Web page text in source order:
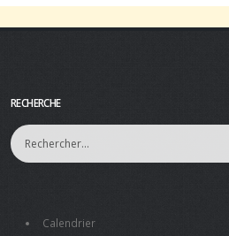
RECHERCHE
Calendrier